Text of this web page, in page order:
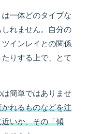
は一体どのタイプな
れません。自分の
インレイとの関係
りする上で、とて
簡単ではありませ
れるものなどを注
いか、その「傾